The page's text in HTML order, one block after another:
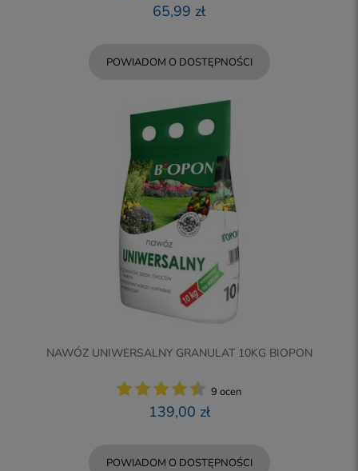
65,99 zł
POWIADOM O DOSTĘPNOŚCI
NAWÓZ UNIWERSALNY GRANULAT 10KG BIOPON
9 ocen
139,00 zł
POWIADOM O DOSTĘPNOŚCI